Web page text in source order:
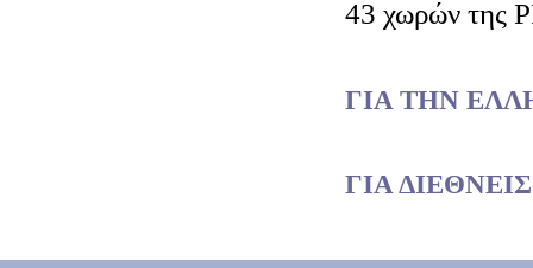
43 χωρών της
ΓΙΑ ΤΗΝ
ΓΙΑ